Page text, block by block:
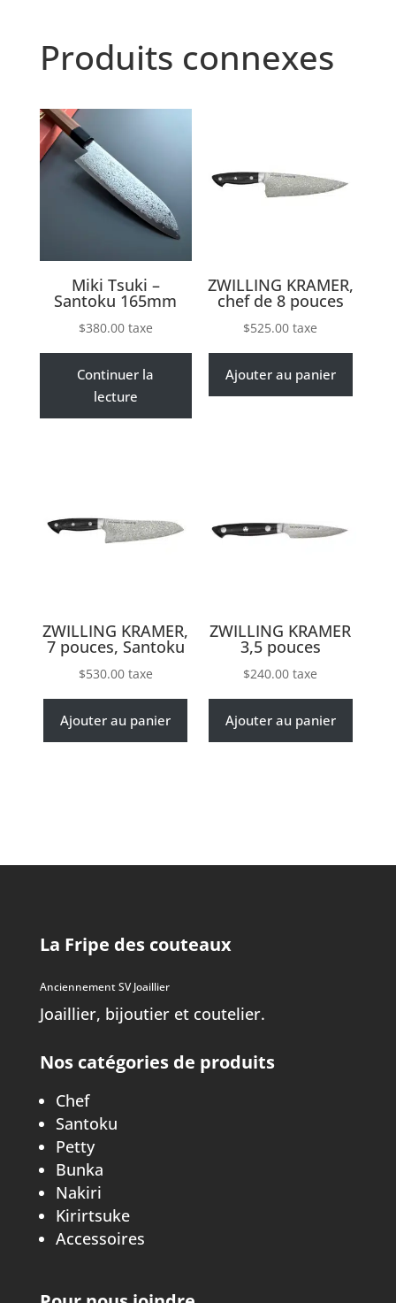
Produits connexes
Miki Tsuki –
Santoku 165mm
$380.00 taxe
Continuer la
lecture
ZWILLING KRAMER,
chef de 8 pouces
$525.00 taxe
Ajouter au panier
ZWILLING KRAMER,
7 pouces, Santoku
$530.00 taxe
Ajouter au panier
ZWILLING KRAMER
3,5 pouces
$240.00 taxe
Ajouter au panier
La Fripe des couteaux
Anciennement SV Joaillier
Joaillier, bijoutier et coutelier.
Nos catégories de produits
Chef
Santoku
Petty
Bunka
Nakiri
Kirirtsuke
Accessoires